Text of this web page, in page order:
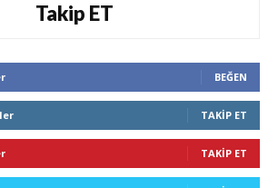
Takip ET
BEĞEN
TAKIP ET
TAKIP ET